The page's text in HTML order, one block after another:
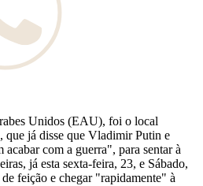
Unidos (EAU), foi o local
já disse que Vladimir Putin e
com a guerra", para sentar à
já esta sexta-feira, 23, e Sábado,
feição e chegar "rapidamente" à